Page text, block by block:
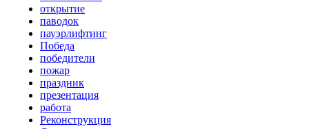
открытие
паводок
пауэрлифтинг
Победа
победители
пожар
праздник
презентация
работа
Реконструкция